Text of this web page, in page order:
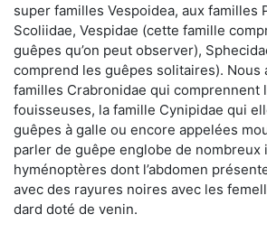
super familles Vespoidea, aux familles
Scoliidae, Vespidae (cette famille
guêpes qu’on peut observer),
comprend les guêpes solitaires). Nous
familles Crabronidae qui comprennent
fouisseuses, la famille Cynipidae qui
guêpes à galle ou encore appelées
parler de guêpe englobe de nombreux
hyménoptères dont l’abdomen
avec des rayures noires avec les
dard doté de venin.